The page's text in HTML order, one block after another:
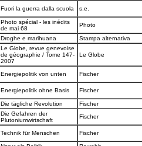
Fuori la guerra dalla scuola s.e.
Photo spécial - les inédits
de mai 68
Photo
Droghe e marihuana Stampa alternativa
Le Globe, revue genevoise
de géographie / Tome 147-
2007
Le Globe
Energiepolitik von unten Fischer
Energiepolitik ohne Basis Fischer
Die tägliche Revolution
Fischer
Die Gefahren der
Plutoniumwirtschaft
Fischer
Technik für Menschen Fischer